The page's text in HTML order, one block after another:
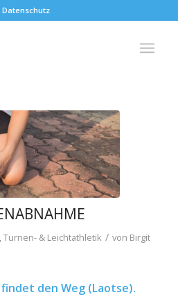
Datenschutz
,Turnen- & Leichtathletik / von Birgit
den Weg (Laotse).